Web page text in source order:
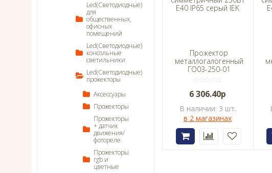
Led(Светодиодные)
для
общественных,
офисных
помещений
Led(Светодиодные)
консольные
светильники
Led(Светодиодные)
прожекторы
Аксессуары
Прожекторы
Прожекторы
+ датчик
движения/
фотореле
Прожекторы
rgb и
цветные
Прожектор
металлогалогенный
ГО03-250-01
серый IEK
6 306.40р
В наличии: 3 шт.
в 2 магазинах